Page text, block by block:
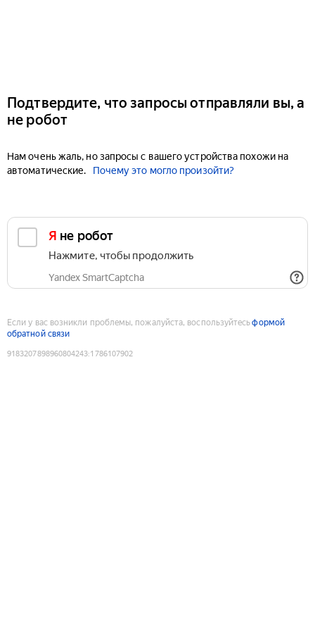
Подтвердите, что запросы отправляли вы, а
не робот
Нам очень жаль, но запросы с вашего устройства похожи на
автоматические.
Почему это могло произойти?
Я не робот
Нажмите, чтобы продолжить
Yandex SmartCaptcha
Если у вас возникли проблемы, пожалуйста, воспользуйтесьформой
обратной связи
9183207898960804243:1786107902